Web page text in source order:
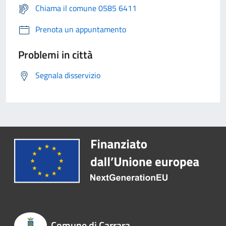
Chiama il comune 0585 6411
Prenota un appuntamento
Problemi in città
Segnala disservizio